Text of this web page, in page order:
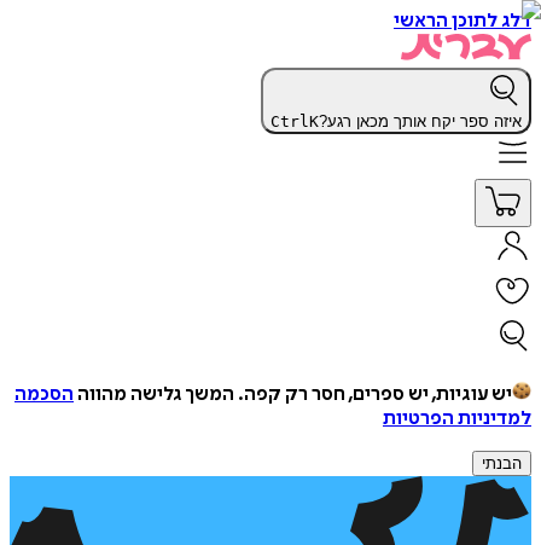
דלג לתוכן הראשי
איזה ספר יקח אותך מכאן רגע? CtrlK
יש עוגיות, יש ספרים, חסר רק קפה. המשך גלישה מהווה הסכמה
למדיניות הפרטיות
הבנתי